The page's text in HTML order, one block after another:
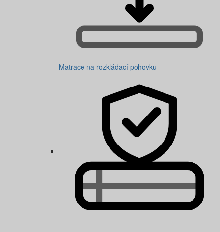
Matrace na rozkládací pohovku